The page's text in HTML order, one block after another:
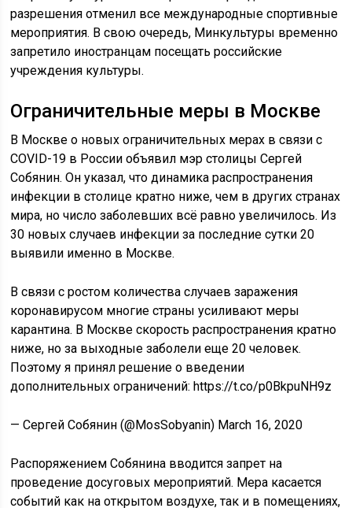
разрешения отменил все международные спортивные
мероприятия. В свою очередь, Минкультуры временно
запретило иностранцам посещать российские
учреждения культуры.
Ограничительные меры в Москве
В Москве о новых ограничительных мерах в связи с
COVID-19 в России объявил мэр столицы Сергей
Собянин. Он указал, что динамика распространения
инфекции в столице кратно ниже, чем в других странах
мира, но число заболевших всё равно увеличилось. Из
30 новых случаев инфекции за последние сутки 20
выявили именно в Москве.
В связи с ростом количества случаев заражения
коронавирусом многие страны усиливают меры
карантина. В Москве скорость распространения кратно
ниже, но за выходные заболели еще 20 человек.
Поэтому я принял решение о введении
дополнительных ограничений: https://t.co/p0BkpuNH9z
— Сергей Собянин (@MosSobyanin) March 16, 2020
Распоряжением Собянина вводится запрет на
проведение досуговых мероприятий. Мера касается
событий как на открытом воздухе, так и в помещениях,